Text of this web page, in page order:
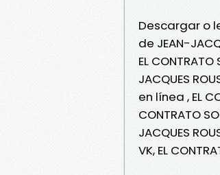
Descargar o
de JEAN-
EL CONTRATO
JACQUES
en línea , EL
CONTRATO
JACQUES
VK, EL